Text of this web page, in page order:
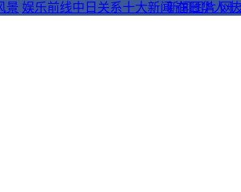
景 娱乐前线中日关系十大新闻 在日华人
新闻图片 网